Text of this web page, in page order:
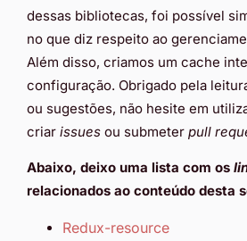
dessas bibliotecas, foi possível
no que diz respeito ao
Além disso, criamos um cache
configuração. Obrigado pela
ou sugestões, não hesite em
criar issues ou submeter pull
Abaixo, deixo uma lista com os
relacionados ao conteúdo desta
Redux-resource